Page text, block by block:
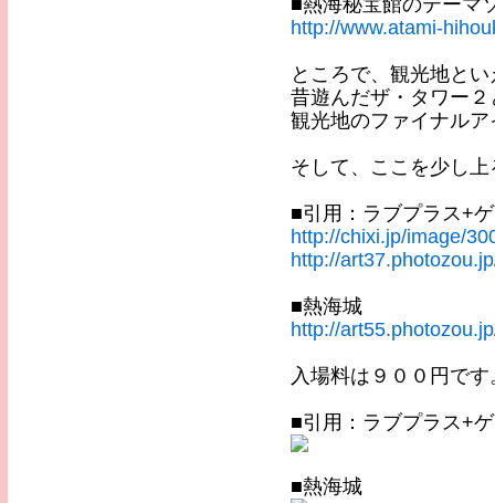
■熱海秘宝館のテーマ
http://www.atami-
ところで、観光地と
昔遊んだザ・タワー
観光地のファイナル
そして、ここを少し
■引用：ラブプラス+
http://chixi.jp/image/
http://
■熱海城
http://
入場料は９００円です
■引用：ラブプラス+
■熱海城